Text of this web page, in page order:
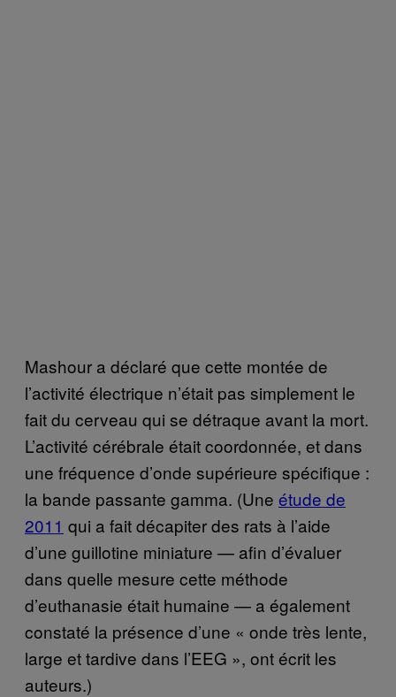
Mashour a déclaré que cette montée de
l’activité électrique n’était pas simplement le
fait du cerveau qui se détraque avant la mort.
L’activité cérébrale était coordonnée, et dans
une fréquence d’onde supérieure spécifique :
la bande passante gamma. (Une étude de
2011 qui a fait décapiter des rats à l’aide
d’une guillotine miniature — afin d’évaluer
dans quelle mesure cette méthode
d’euthanasie était humaine — a également
constaté la présence d’une « onde très lente,
large et tardive dans l’EEG », ont écrit les
auteurs.)